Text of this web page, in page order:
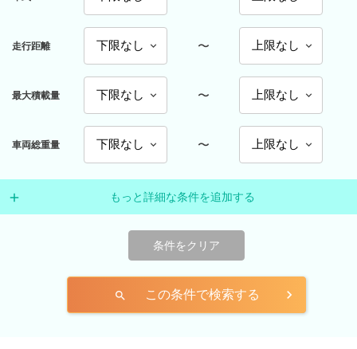
走行距離 〜
最大積載量 〜
車両総重量 〜
もっと詳細な条件を追加する
条件をクリア
search この条件で検索する